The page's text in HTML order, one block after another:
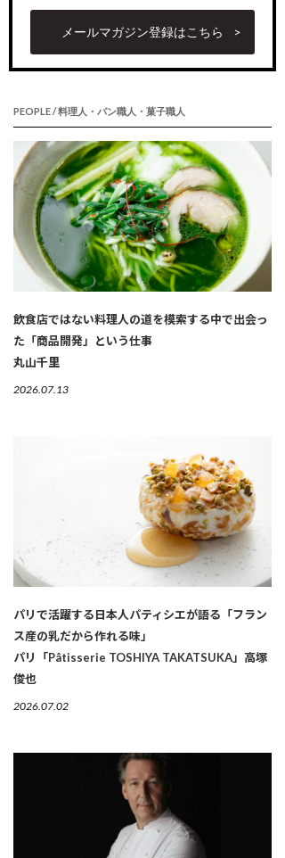
メールマガジン登録はこちら
PEOPLE / 料理人・パン職人・菓子職人
飲食店ではない料理人の道を模索する中で出会っ
た「商品開発」という仕事
丸山千里
2026.07.13
パリで活躍する日本人パティシエが語る「フラン
ス産の乳だから作れる味」
パリ「Pâtisserie TOSHIYA TAKATSUKA」高塚
俊也
2026.07.02